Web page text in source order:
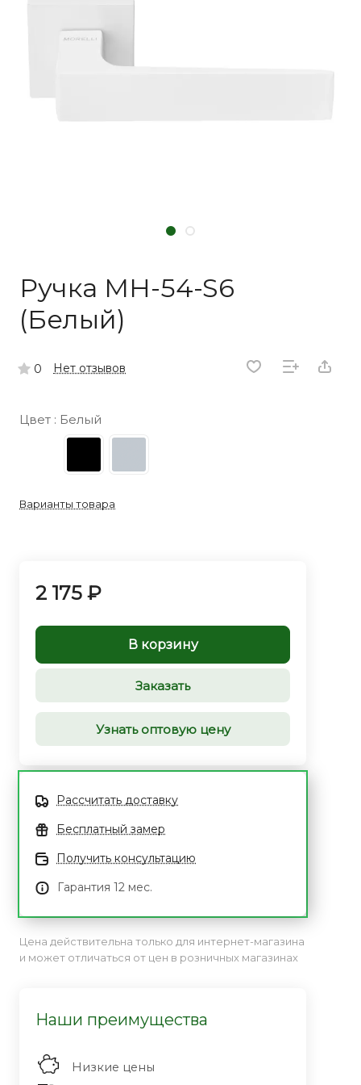
Ручка MH-54-S6
(Белый)
0 Нет отзывов
Цвет : Белый
Варианты товара
2 175 ₽
В корзину
Заказать
Узнать оптовую цену
Рассчитать доставку
Бесплатный замер
Получить консультацию
Гарантия 12 мес.
Цена действительна только для интернет-магазина
и может отличаться от цен в розничных магазинах
Наши преимущества
Низкие цены